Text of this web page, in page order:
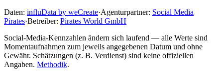
Daten: influData by weCreate·Agenturpartner: Social Media
Pirates·Betreiber: Pirates World GmbH
Social-Media-Kennzahlen ändern sich laufend — alle Werte sind
Momentaufnahmen zum jeweils angegebenen Datum und ohne
Gewähr. Schätzungen (z. B. Verdienst) sind keine offiziellen
Angaben. Methodik.